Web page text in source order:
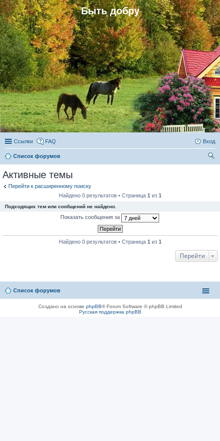
Быть добру
Ссылки FAQ Вход
Список форумов
Активные темы
Перейти к расширенному поиску
Найдено 0 результатов • Страница 1 из 1
Подходящих тем или сообщений не найдено.
Показать сообщения за
Найдено 0 результатов • Страница 1 из 1
Перейти
Список форумов
Создано на основе phpBB® Forum Software © phpBB Limited
Русская поддержка phpBB